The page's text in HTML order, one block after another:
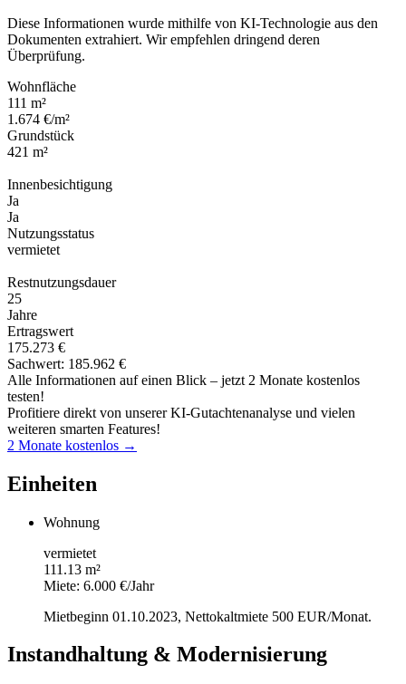
Diese Informationen wurde mithilfe von KI-Technologie aus den
Dokumenten extrahiert. Wir empfehlen dringend deren
Überprüfung.
Wohnfläche
111 m²
1.674 €/m²
Grundstück
421 m²
Innenbesichtigung
Ja
Ja
Nutzungsstatus
vermietet
Restnutzungsdauer
25
Jahre
Ertragswert
175.273 €
Sachwert: 185.962 €
Alle Informationen auf einen Blick – jetzt 2 Monate kostenlos
testen!
Profitiere direkt von unserer KI-Gutachtenanalyse und vielen
weiteren smarten Features!
2 Monate kostenlos →
Einheiten
Wohnung
vermietet
111.13 m²
Miete: 6.000 €/Jahr
Mietbeginn 01.10.2023, Nettokaltmiete 500 EUR/Monat.
Instandhaltung & Modernisierung